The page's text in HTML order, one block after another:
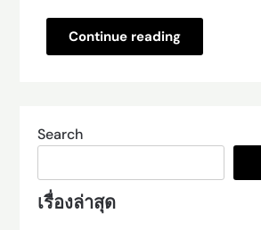
Continue reading
Search
เรื่องล่าสุด